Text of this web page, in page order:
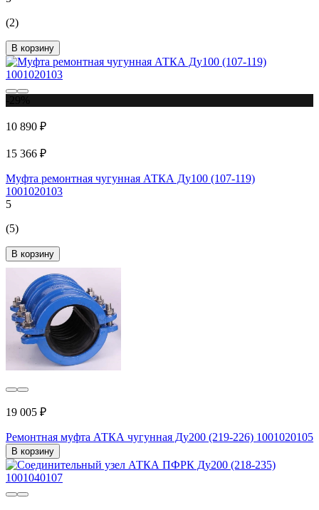
(2)
В корзину
10 890 ₽
15 366 ₽
Муфта ремонтная чугунная АТКА Ду100 (107-119)
1001020103
5
(5)
В корзину
19 005 ₽
Ремонтная муфта АТКА чугунная Ду200 (219-226) 1001020105
В корзину